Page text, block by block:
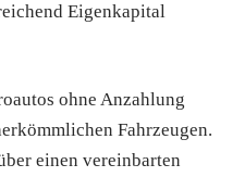
Eigenkapital
ohne Anzahlung
Fahrzeugen.
einen vereinbarten